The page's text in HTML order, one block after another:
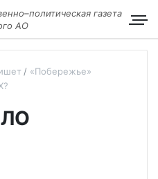
газета
АО
«Побережье»